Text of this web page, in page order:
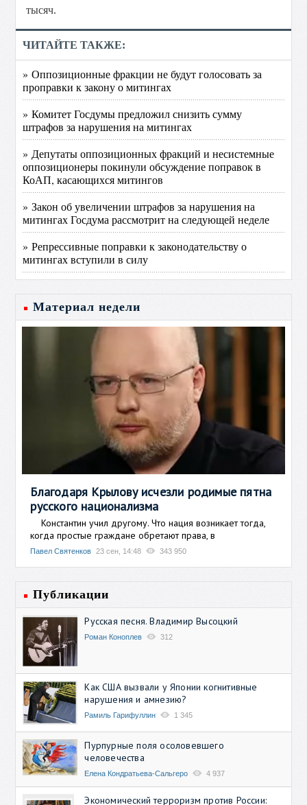
тысяч.
ЧИТАЙТЕ ТАКЖЕ:
» Оппозиционные фракции не будут голосовать за
проправки к закону о митингах
» Комитет Госдумы предложил снизить сумму
штрафов за нарушения на митингах
» Депутаты оппозиционных фракций и несистемные
оппозиционеры покинули обсуждение поправок в
КоАП, касающихся митингов
» Закон об увеличении штрафов за нарушения на
митингах Госдума рассмотрит на следующей неделе
» Репрессивные поправки к законодательству о
митингах вступили в силу
Материал недели
Благодаря Крылову исчезли родимые пятна
русского национализма
Константин учил другому. Что нация возникает тогда,
когда простые граждане обретают права, в
Павел Святенков 23 сен, 14:48 343 950
Публикации
Русская песня. Владимир Высоцкий
Роман Коноплев 312
Как США вызвали у Японии когнитивные
нарушения и амнезию?
Рамиль Гарифуллин 1 345
Пурпурные поля осоловевшего
человечества
Елена Кондратьева-Сальгеро 4 937
Экономический терроризм против России: